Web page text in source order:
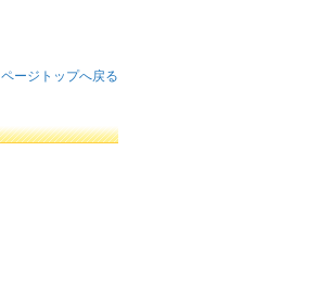
ページトップへ戻る